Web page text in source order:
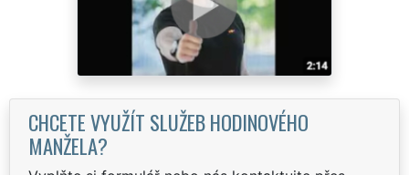
CHCETE VYUŽÍT SLUŽEB HODINOVÉHO
MANŽELA?